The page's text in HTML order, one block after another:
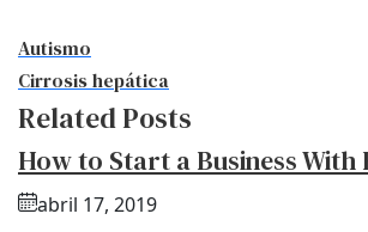
Autismo
Cirrosis hepática
Related Posts
How to Start a Business With
abril 17, 2019